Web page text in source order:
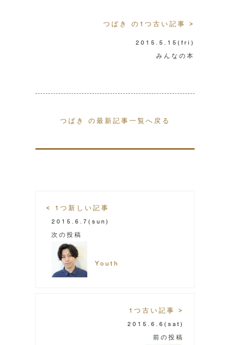
つばき の1つ古い記事 >
2015.5.15 (fri)
みんなの本
つばき の最新記事一覧へ戻る
< 1つ新しい記事
2015.6.7 (sun)
次の投稿
Youth
1つ古い記事 >
2015.6.6 (sat)
前の投稿